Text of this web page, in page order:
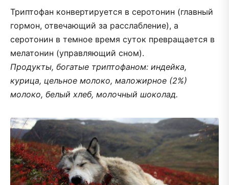
Триптофан конвертируется в серотонин (главный
гормон, отвечающий за расслабление), а
серотонин в темное время суток превращается в
мелатонин (управляющий сном).
Продукты, богатые триптофаном: индейка,
курица, цельное молоко, маложирное (2%)
молоко, белый хлеб, молочный шоколад.